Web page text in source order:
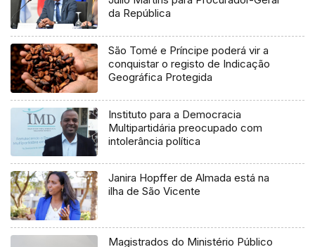
da República
São Tomé e Príncipe poderá vir a
conquistar o registo de Indicação
Geográfica Protegida
Instituto para a Democracia
Multipartidária preocupado com
intolerância política
Janira Hopffer de Almada está na
ilha de São Vicente
Magistrados do Ministério Público